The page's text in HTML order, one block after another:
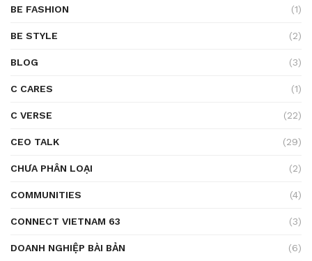
BE FASHION (1)
BE STYLE (2)
BLOG (3)
C CARES (1)
C VERSE (22)
CEO TALK (29)
CHƯA PHÂN LOẠI (2)
COMMUNITIES (4)
CONNECT VIETNAM 63 (3)
DOANH NGHIỆP BÀI BẢN (6)